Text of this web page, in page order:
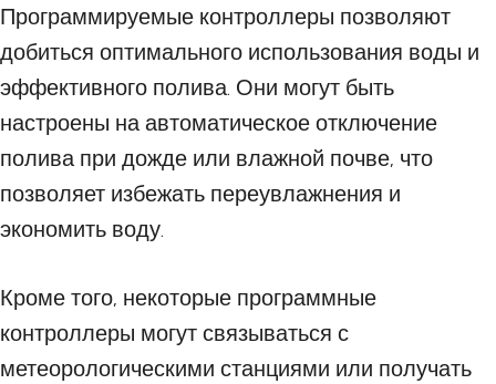
Программируемые контроллеры позволяют
добиться оптимального использования воды и
эффективного полива. Они могут быть
настроены на автоматическое отключение
полива при дожде или влажной почве, что
позволяет избежать переувлажнения и
экономить воду.
Кроме того, некоторые программные
контроллеры могут связываться с
метеорологическими станциями или получать